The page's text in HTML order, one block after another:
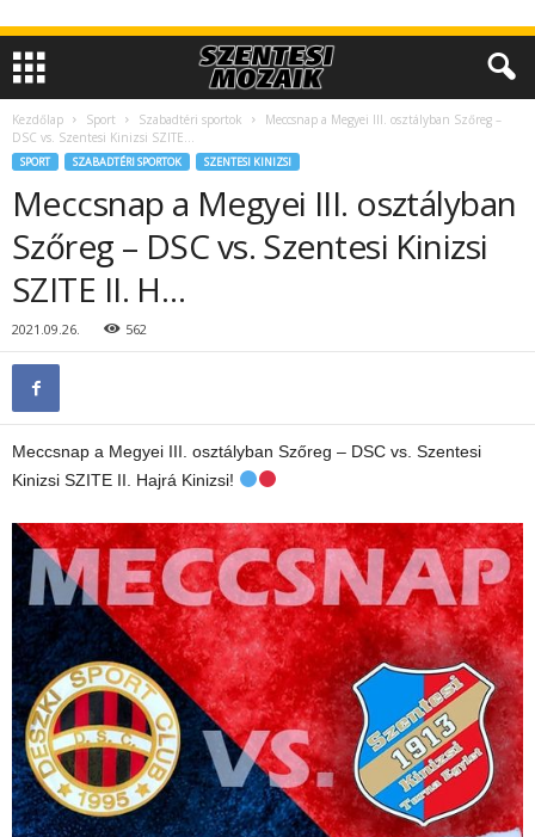
Kezdőlap Sport Szabadtéri sportok
Meccsnap a Megyei III. osztályban Szőreg –
DSC vs. Szentesi Kinizsi SZITE...
SPORT SZABADTÉRI SPORTOK SZENTESI KINIZSI
Meccsnap a Megyei III. osztályban
Szőreg – DSC vs. Szentesi Kinizsi
SZITE II. H…
2021.09.26. 562
Meccsnap a Megyei III. osztályban Szőreg – DSC vs. Szentesi
Kinizsi SZITE II. Hajrá Kinizsi!